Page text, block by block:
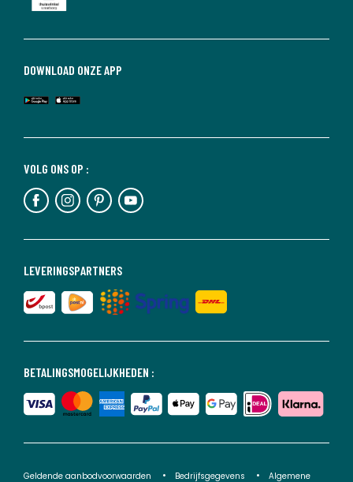
BETALINGSMOGELIJKHEDEN :
LEVERINGSPARTNERS
VOLG ONS OP :
DOWNLOAD ONZE APP
Geldende aanbodvoorwaarden Bedrijfsgegevens Algemene